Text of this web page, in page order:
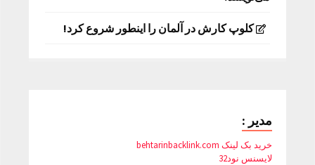
کلوپ کارش در آلمان را اینطور شروع کرد!
مدیر :
خرید بک لینک behtarinbacklink.com
لایسنس نود32